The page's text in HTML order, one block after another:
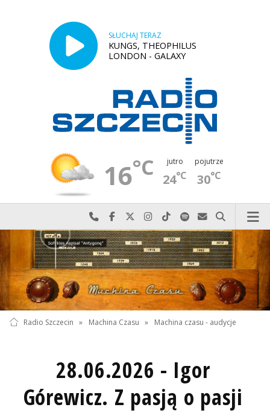
SŁUCHAJ TERAZ
KUNGS, THEOPHILUS
LONDON - GALAXY
16°C jutro
24°C
pojutrze
30°C
Najlepiej po prostu do nas zadzwoń
Odwiedź nas na Facebook-u
Odwiedź nas na X
Odwiedź nas na Instagram-ie
Odwiedź nas na TikTok-u
Szukaj nas na Spotify
Wyślij do nas
Szukaj
Radio Szczecin » Machina Czasu » Machina czasu - audycje
28.06.2026 - Igor
Górewicz. Z pasją o pasji